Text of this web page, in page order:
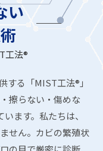
い
工法®
する「MIST工法®」
擦らない・傷めな
ます。私たちは、
せん。カビの繁殖状